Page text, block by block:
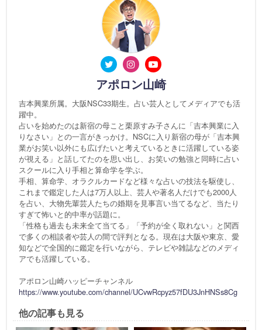
アポロン山崎
吉本興業所属。大阪NSC33期生。占い芸人としてメディアでも活
躍中。
占いを始めたのは新宿の母こと栗原すみ子さんに「吉本興業に入
りなさい」との一言がきっかけ。NSCに入り新宿の母が「吉本興
業がお笑い以外にも広げたいと考えているときに活躍している姿
が視える」と話してたのを思い出し、お笑いの勉強と同時に占い
スクールに入り手相と算命学を学ぶ。
手相、算命学、オラクルカードなど様々な占いの技法を駆使し、
これまで鑑定した人は7万人以上、芸人や著名人だけでも2000人
を占い、大物先輩芸人たちの婚期を見事言い当てるなど、当たり
すぎて怖いと的中率が話題に。
「性格も過去も未来全て当てる」「予約が全く取れない」と関西
で多くの相談者や芸人の間で評判となる。現在は大阪や東京、愛
知などで全国的に鑑定を行いながら、テレビや雑誌などのメディ
アでも活躍している。
アポロン山崎ハッピーチャンネル
https://www.youtube.com/channel/UCvwRcpyz57fDU3JnHNSs8Cg
他の記事も見る